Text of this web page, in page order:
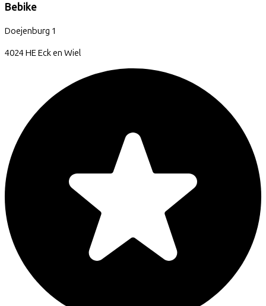
Bebike
Doejenburg 1
4024 HEEck en Wiel